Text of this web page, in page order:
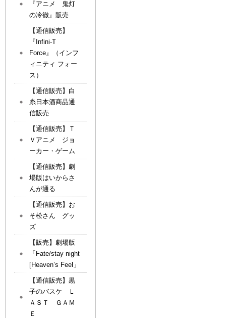
『アニメ 鬼灯
の冷徹』販売
【通信販売】
『Infini-T
Force』（インフ
ィニティ フォー
ス）
【通信販売】白
糸日本酒商品通
信販売
【通信販売】Ｔ
Ｖアニメ ジョ
ーカー・ゲーム
【通信販売】劇
場版はいからさ
んが通る
【通信販売】お
そ松さん グッ
ズ
【販売】劇場版
「Fate/stay night
[Heaven’s Feel」
【通信販売】黒
子のバスケ Ｌ
ＡＳＴ ＧＡＭ
Ｅ